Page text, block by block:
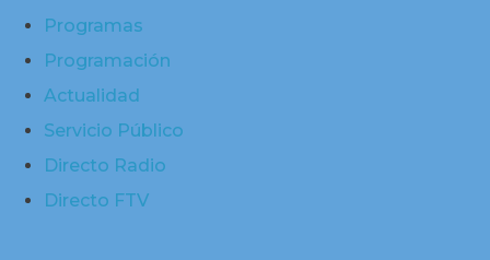
Programas
Programación
Actualidad
Servicio Público
Directo Radio
Directo FTV